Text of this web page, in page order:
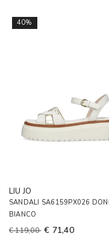
40%
LIU JO
SANDALI SA6159PX026
BIANCO
€ 119,00 € 71,40